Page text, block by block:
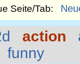
Seite/Tab:
action
funny